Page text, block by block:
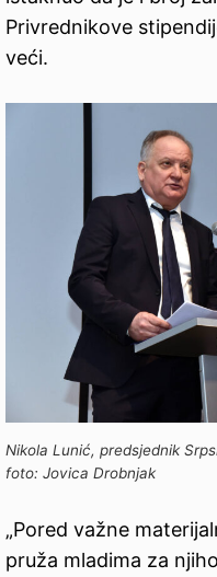
Privrednikove
veći.
Nikola Lunić, predsjednik
foto: Jovica Drobnjak
„Pored važne
pruža mladima za